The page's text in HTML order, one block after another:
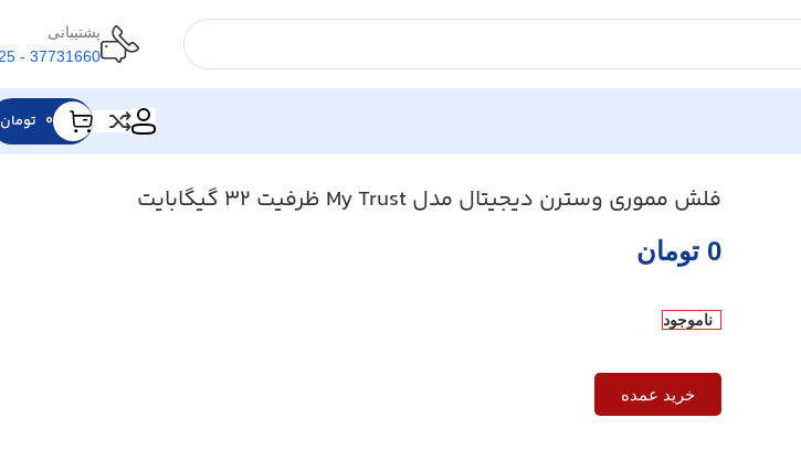
پشتیبانی
37731660 - 025
0 تومان
فلش مموری وسترن دیجیتال مدل My Trust ظرفیت 32 گیگابایت
0 تومان
ناموجود
خرید عمده